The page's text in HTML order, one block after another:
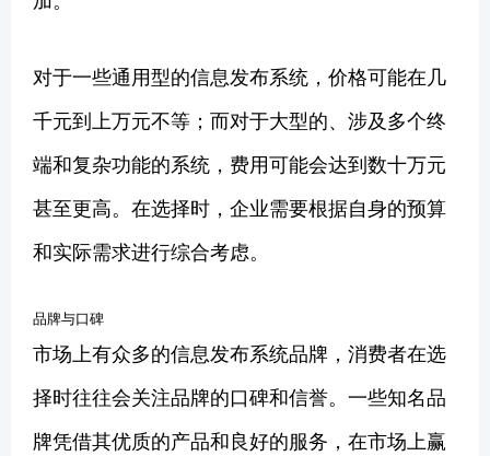
对于一些通用型的信息发布系统，价格可能在几
千元到上万元不等；而对于大型的、涉及多个终
端和复杂功能的系统，费用可能会达到数十万元
甚至更高。在选择时，企业需要根据自身的预算
和实际需求进行综合考虑。
品牌与口碑
市场上有众多的信息发布系统品牌，消费者在选
择时往往会关注品牌的口碑和信誉。一些知名品
牌凭借其优质的产品和良好的服务，在市场上赢